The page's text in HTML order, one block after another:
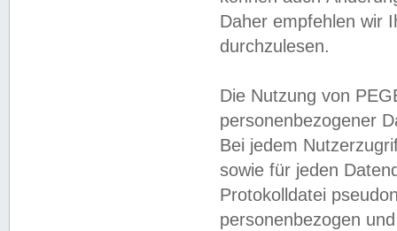
Daher empfehlen wir
durchzulesen.
Die Nutzung von
personenbezogener
Bei jedem
sowie für jeden
Protokolldatei
personenbezogen